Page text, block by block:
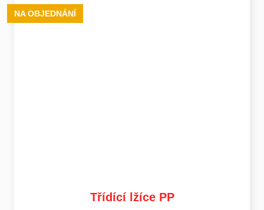
NA OBJEDNÁNÍ
Třídící lžíce PP